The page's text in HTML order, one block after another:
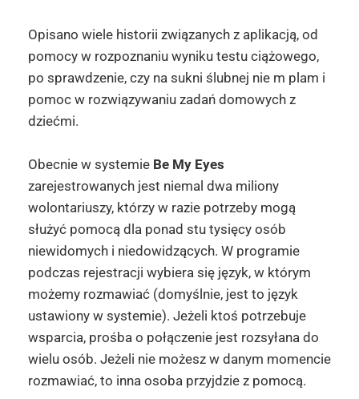
Opisano wiele historii związanych z aplikacją, od
pomocy w rozpoznaniu wyniku testu ciążowego,
po sprawdzenie, czy na sukni ślubnej nie m plam i
pomoc w rozwiązywaniu zadań domowych z
dziećmi.
Obecnie w systemie Be My Eyes
zarejestrowanych jest niemal dwa miliony
wolontariuszy, którzy w razie potrzeby mogą
służyć pomocą dla ponad stu tysięcy osób
niewidomych i niedowidzących. W programie
podczas rejestracji wybiera się język, w którym
możemy rozmawiać (domyślnie, jest to język
ustawiony w systemie). Jeżeli ktoś potrzebuje
wsparcia, prośba o połączenie jest rozsyłana do
wielu osób. Jeżeli nie możesz w danym momencie
rozmawiać, to inna osoba przyjdzie z pomocą.